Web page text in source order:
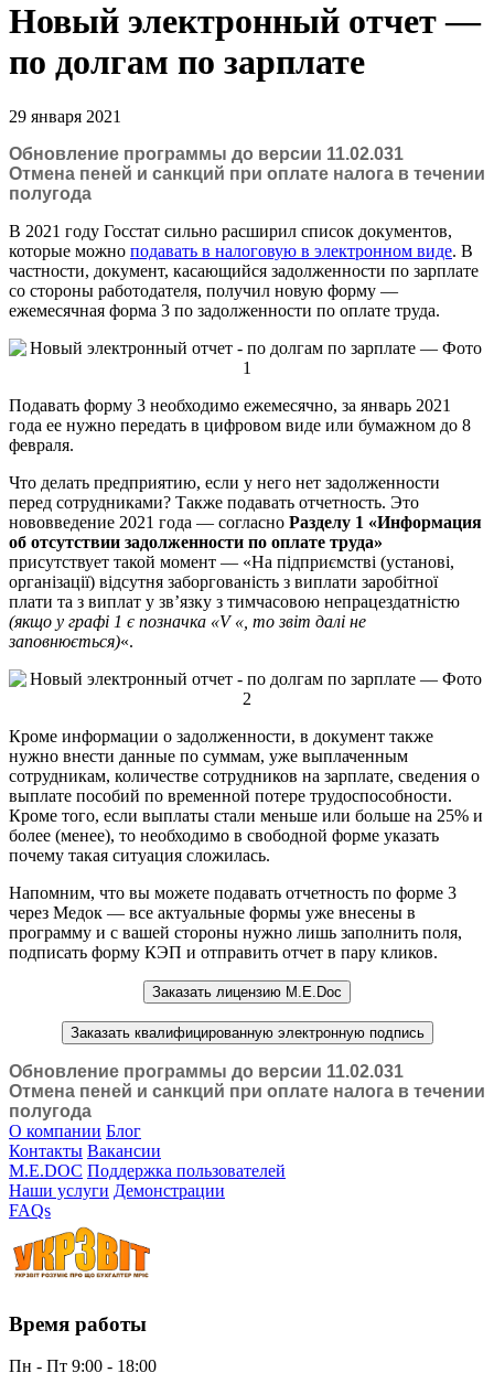
Новый электронный отчет —
по долгам по зарплате
29 января 2021
Обновление программы до версии 11.02.031
Отмена пеней и санкций при оплате налога в течении
полугода
В 2021 году Госстат сильно расширил список документов,
которые можно подавать в налоговую в электронном виде. В
частности, документ, касающийся задолженности по зарплате
со стороны работодателя, получил новую форму —
ежемесячная форма 3 по задолженности по оплате труда.
Подавать форму 3 необходимо ежемесячно, за январь 2021
года ее нужно передать в цифровом виде или бумажном до 8
февраля.
Что делать предприятию, если у него нет задолженности
перед сотрудниками? Также подавать отчетность. Это
нововведение 2021 года — согласно Разделу 1 «Информация
об отсутствии задолженности по оплате труда»
присутствует такой момент — «На підприємстві (установі,
організації) відсутня заборгованість з виплати заробітної
плати та з виплат у зв’язку з тимчасовою непрацездатністю
(якщо у графі 1 є позначка «V «, то звіт далі не
заповнюється)«.
Кроме информации о задолженности, в документ также
нужно внести данные по суммам, уже выплаченным
сотрудникам, количестве сотрудников на зарплате, сведения о
выплате пособий по временной потере трудоспособности.
Кроме того, если выплаты стали меньше или больше на 25% и
более (менее), то необходимо в свободной форме указать
почему такая ситуация сложилась.
Напомним, что вы можете подавать отчетность по форме 3
через Медок — все актуальные формы уже внесены в
программу и с вашей стороны нужно лишь заполнить поля,
подписать форму КЭП и отправить отчет в пару кликов.
Заказать лицензию M.E.Doc
Заказать квалифицированную электронную подпись
Обновление программы до версии 11.02.031
Отмена пеней и санкций при оплате налога в течении
полугода
О компании Блог
Контакты Вакансии
M.E.DOC Поддержка пользователей
Наши услуги Демонстрации
FAQs
Время работы
Пн - Пт 9:00 - 18:00